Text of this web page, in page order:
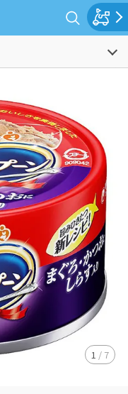
1 / 7